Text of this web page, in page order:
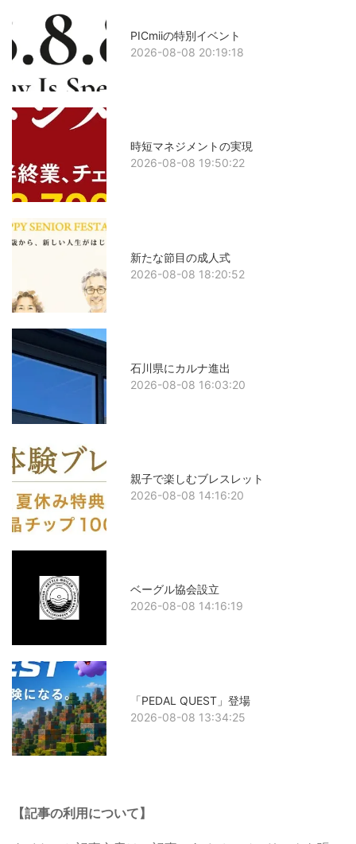
PICmiiの特別イベント
2026-08-08 20:19:18
時短マネジメントの実現
2026-08-08 19:50:22
新たな節目の成人式
2026-08-08 18:20:52
石川県にカルナ進出
2026-08-08 16:03:20
親子で楽しむブレスレット
2026-08-08 14:16:20
ベーグル協会設立
2026-08-08 14:16:19
「PEDAL QUEST」登場
2026-08-08 13:34:25
【記事の利用について】